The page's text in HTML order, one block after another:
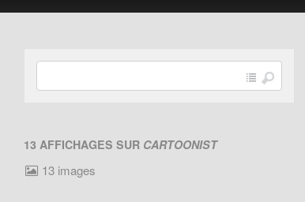
13 AFFICHAGES SUR CARTOONIST
13 images